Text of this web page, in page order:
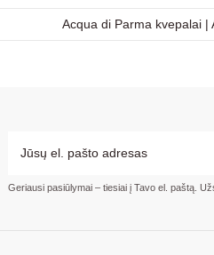
Acqua di Parma kvepalai |
Geriausi pasiūlymai – tiesiai į Tavo el. paštą.